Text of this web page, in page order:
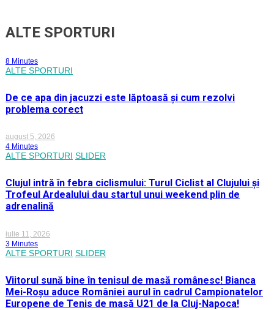
ALTE SPORTURI
8 Minutes
ALTE SPORTURI
De ce apa din jacuzzi este lăptoasă și cum rezolvi
problema corect
august 5, 2026
4 Minutes
ALTE SPORTURI SLIDER
Clujul intră în febra ciclismului: Turul Ciclist al Clujului și
Trofeul Ardealului dau startul unui weekend plin de
adrenalină
iulie 11, 2026
3 Minutes
ALTE SPORTURI SLIDER
Viitorul sună bine în tenisul de masă românesc! Bianca
Mei-Roșu aduce României aurul în cadrul Campionatelor
Europene de Tenis de masă U21 de la Cluj-Napoca!